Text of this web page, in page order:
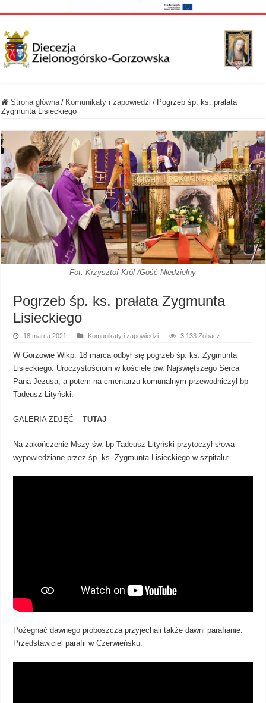
Strona główna / Komunikaty i zapowiedzi / Pogrzeb śp. ks. prałata
Zygmunta Lisieckiego
Fot. Krzysztof Król /Gość Niedzielny
Pogrzeb śp. ks. prałata Zygmunta
Lisieckiego
18 marca 2021 Komunikaty i zapowiedzi 3,133 Zobacz
W Gorzowie Wlkp. 18 marca odbył się pogrzeb śp. ks. Zygmunta
Lisieckiego. Uroczystościom w kościele pw. Najświętszego Serca
Pana Jezusa, a potem na cmentarzu komunalnym przewodniczył bp
Tadeusz Lityński.
GALERIA ZDJĘĆ –TUTAJ
Na zakończenie Mszy św. bp Tadeusz Lityński przytoczył słowa
wypowiedziane przez śp. ks. Zygmunta Lisieckiego w szpitalu:
Pożegnać dawnego proboszcza przyjechali także dawni parafianie.
Przedstawiciel parafii w Czerwieńsku: